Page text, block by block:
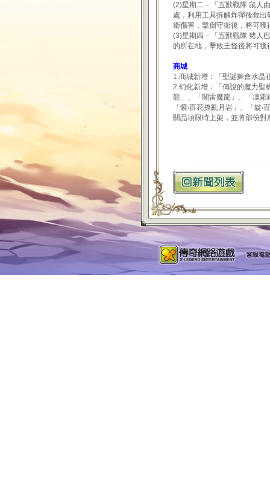
(2)星期二－「五獸戰隊 鼠人
處，利用工具拆解炸彈後救
衛傷害，擊倒守衛後，將可獲
(3)星期四－「五獸戰隊 豬人
的所在地，擊敗王怪後將可獲
商城
1.商城新增：「聖誕舞會水晶
2.幻化新增：「傳說的魔力聖
龍」、「闇雷魔龍」、「凜霜
「紫‧百花撩亂月岩」、「靛
關品項限時上架，並將部份對